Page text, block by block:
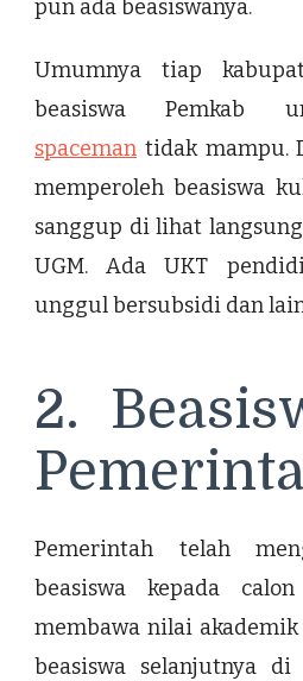
pun ada beasiswanya.
Umumnya tiap
beasiswa Pemkab
spaceman tidak mampu.
memperoleh beasiswa
sanggup di lihat
UGM. Ada UKT
unggul bersubsidi dan
2.
Pemerintah telah
beasiswa kepada
membawa nilai
beasiswa selanjutnya